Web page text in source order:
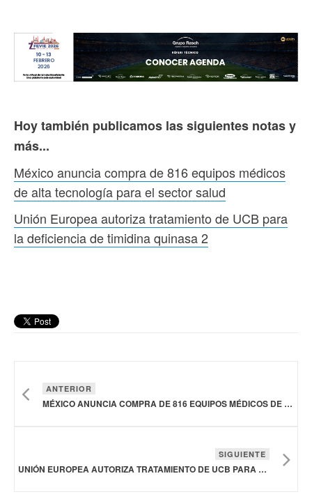
Hoy también publicamos las siguientes notas y
más...
México anuncia compra de 816 equipos médicos
de alta tecnología para el sector salud
Unión Europea autoriza tratamiento de UCB para
la deficiencia de timidina quinasa 2
ANTERIOR
MÉXICO ANUNCIA COMPRA DE 816 EQUIPOS MÉDICOS DE ALTA TECNOLOGÍA PARA EL SECTOR SALUD
SIGUIENTE
UNIÓN EUROPEA AUTORIZA TRATAMIENTO DE UCB PARA LA DEFICIENCIA DE TIMIDINA QUINASA 2